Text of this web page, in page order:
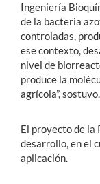
Ingeniería
de la bacteria
controladas,
ese contexto,
nivel de
produce la
agrícola”, sostuvo.
El proyecto de la
desarrollo, en el
aplicación.